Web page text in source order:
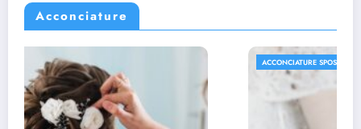
Acconciature
ACCONCIATURE SPOSA